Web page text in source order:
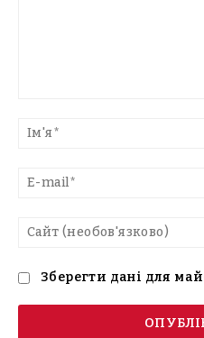
текст
Зберегти дані для